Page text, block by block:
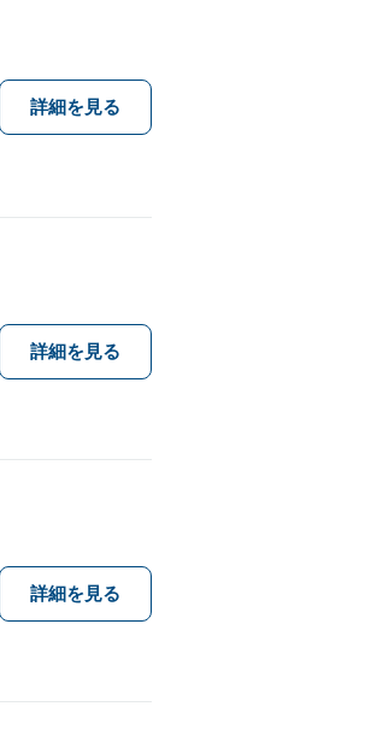
詳細を見る
詳細を見る
詳細を見る